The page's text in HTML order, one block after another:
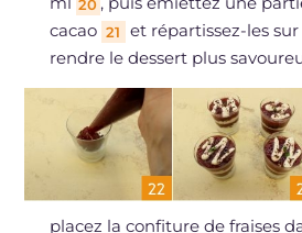
20
cacao 21
et répartissez-les
rendre le dessert plus
placez la confiture de fraises